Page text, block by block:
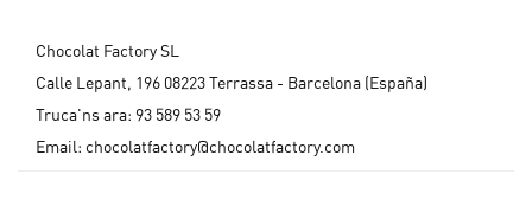
Chocolat Factory SL
Calle Lepant, 196 08223 Terrassa - Barcelona (España)
Truca'ns ara: 93 589 53 59
Email: chocolatfactory@chocolatfactory.com